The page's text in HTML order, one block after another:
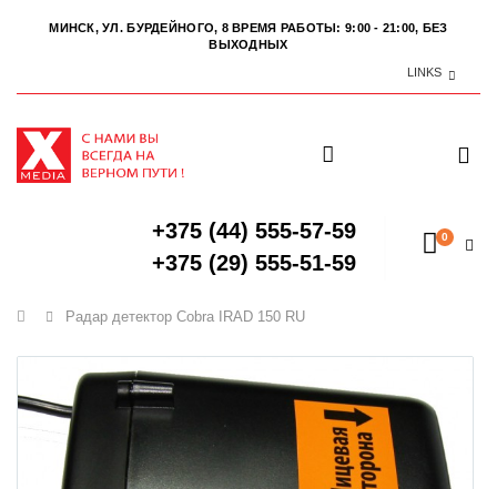
МИНСК, УЛ. БУРДЕЙНОГО, 8 ВРЕМЯ РАБОТЫ: 9:00 - 21:00, БЕЗ
ВЫХОДНЫХ
LINKS
+375 (44) 555-57-59
+375 (29) 555-51-59
0
Главная
Радар детектор Cobra IRAD 150 RU